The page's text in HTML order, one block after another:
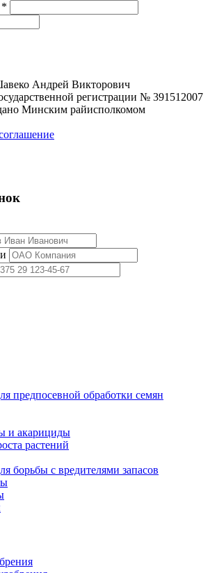
*
Андрей Викторович
регистрации № 391512007
Минским райисполкомом
предпосевной обработки семян
и акарициды
растений
борьбы с вредителями запасов